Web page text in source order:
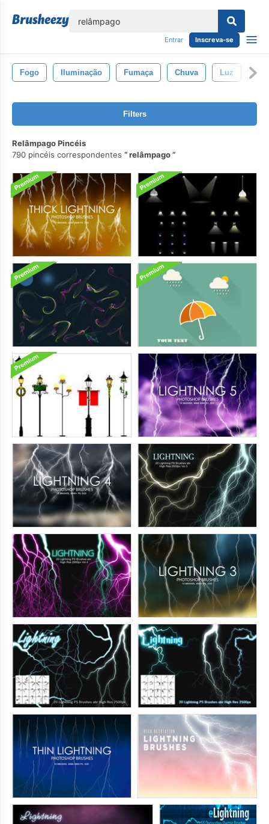
Entrar Inscreva-se
Fogo Iluminação Fumaça Chuva Luz
Filters
Relâmpago Pincéis
790 pincéis correspondentes
relâmpago